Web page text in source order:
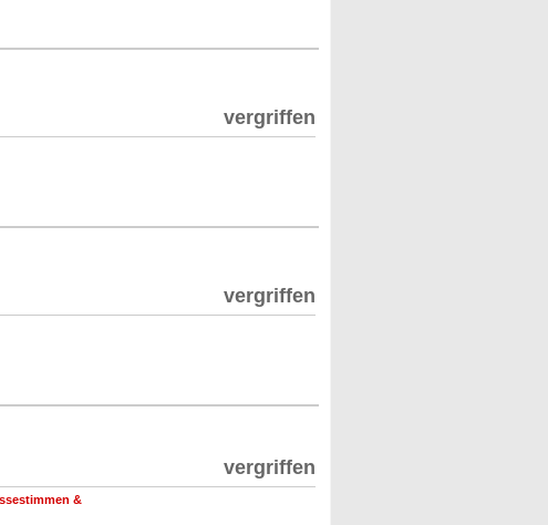
vergriffen
vergriffen
vergriffen
&